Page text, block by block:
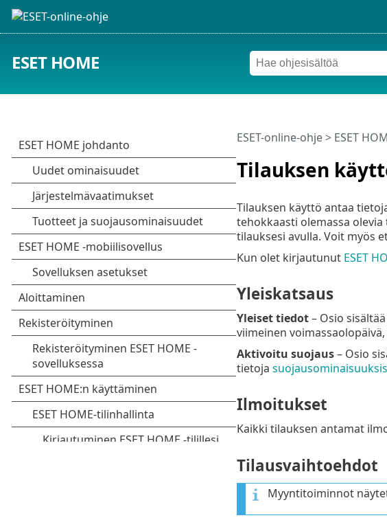
ESET HOME
Tilauksen
ESET-online-ohje> ESET
Tilauksen käyttö antaa
tehokkaasti olemassa
tilauksesi avulla. Voit myös
Kun olet kirjautunut ESET
Yleiskatsaus
Yleiset tiedot– Osio
viimeinen
Aktivoitu suojaus– Osio
tietoja
Ilmoitukset
Kaikki tilauksen antamat
Tilausvaihtoehdot
Myyntitoiminnot